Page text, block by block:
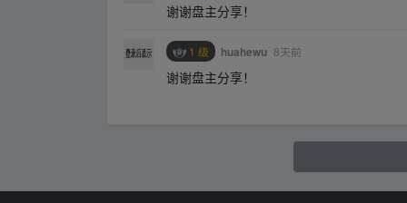
谢谢盘主分享！
1 级 huahewu 8天前
谢谢盘主分享！